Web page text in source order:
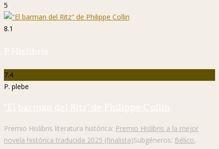
5
8.1
P. Hislibris
7.4
P. plebe
"El barman del Ritz" de Philippe Collin
Premio Hislibris literatura histórica: Premio Hislibris a la mejor
novela histórica traducida 2025 (finalista)Subgéneros: Bélico,